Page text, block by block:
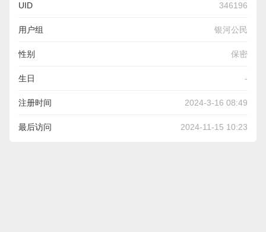
UID 346196
用户组 银河公民
性别 保密
生日 -
注册时间 2024-3-16 08:49
最后访问 2024-11-15 10:23